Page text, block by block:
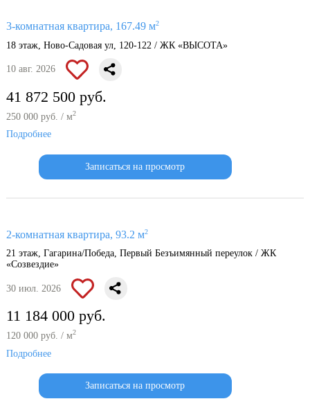
3-комнатная квартира, 167.49 м2
18 этаж, Ново-Садовая ул, 120-122 / ЖК «ВЫСОТА»
10 авг. 2026
41 872 500 руб.
250 000 руб. / м2
Подробнее
Записаться на просмотр
2-комнатная квартира, 93.2 м2
21 этаж, Гагарина/Победа, Первый Безъимянный переулок / ЖК
«Созвездие»
30 июл. 2026
11 184 000 руб.
120 000 руб. / м2
Подробнее
Записаться на просмотр